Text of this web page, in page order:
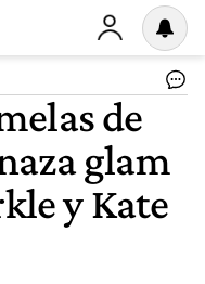
de
glam
y Kate